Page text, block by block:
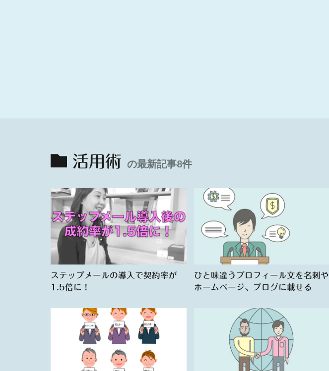
活用術 の最新記事8件
ステップメールの導入で契約率が
1.5倍に！
ひと味違うプロフィール文を名刺や
ホームページ、ブログに載せる